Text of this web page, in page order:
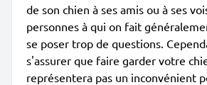
de son chien à ses amis ou à ses
personnes à qui on fait
se poser trop de questions.
s'assurer que faire garder votre
représentera pas un inconvénient